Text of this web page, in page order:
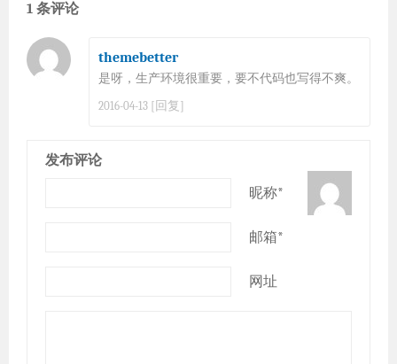
1 条评论
themebetter
是呀，生产环境很重要，要不代码也写得不爽。
2016-04-13 [回复]
发布评论
昵称*
邮箱*
网址